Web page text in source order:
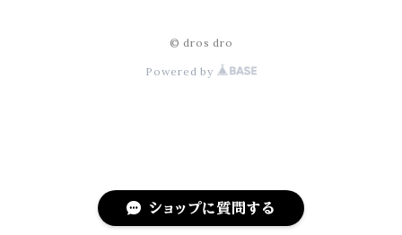
ショップに質問する
KIKKERLAND(キッカーランド)
© dros dro
Powered by